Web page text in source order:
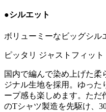
●シルエット
ボリューミーなビッグシル
ピッタリ ジャストフィット
国内で編んで染め上げた柔
ジナル生地を採用。ゆった
ープ感も楽しめます。ただ
のTシャツ製造を先駆け、